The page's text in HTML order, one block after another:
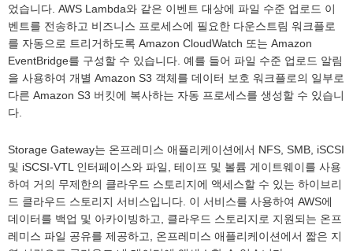
었습니다. AWS Lambda와 같은 이벤트 대상에 파일 수준 업로드 이
벤트를 전송하고 비즈니스 프로세스에 필요한 다운스트림 워크플로
를 자동으로 트리거하도록 Amazon CloudWatch 또는 Amazon
EventBridge를 구성할 수 있습니다. 예를 들어 파일 수준 업로드 알림
을 사용하여 개별 Amazon S3 객체를 데이터 보호 워크플로의 일부로
다른 Amazon S3 버킷에 복사하는 자동 프로세스를 생성할 수 있습니
다.
Storage Gateway는 온프레미스 애플리케이션에서 NFS, SMB, iSCSI
및 iSCSI-VTL 인터페이스와 파일, 테이프 및 볼륨 게이트웨이를 사용
하여 거의 무제한의 클라우드 스토리지에 액세스할 수 있는 하이브리
드 클라우드 스토리지 서비스입니다. 이 서비스를 사용하여 AWS에
데이터를 백업 및 아카이빙하고, 클라우드 스토리지로 지원되는 온프
레미스 파일 공유를 제공하고, 온프레미스 애플리케이션에서 짧은 지